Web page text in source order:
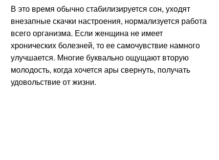
В это время обычно стабилизируется сон, уходят
внезапные скачки настроения, нормализуется работа
всего организма. Если женщина не имеет
хронических болезней, то ее самочувствие намного
улучшается. Многие буквально ощущают вторую
молодость, когда хочется ары свернуть, получать
удовольствие от жизни.